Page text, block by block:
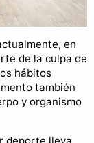
en
de la culpa de
hábitos
también
y organismo